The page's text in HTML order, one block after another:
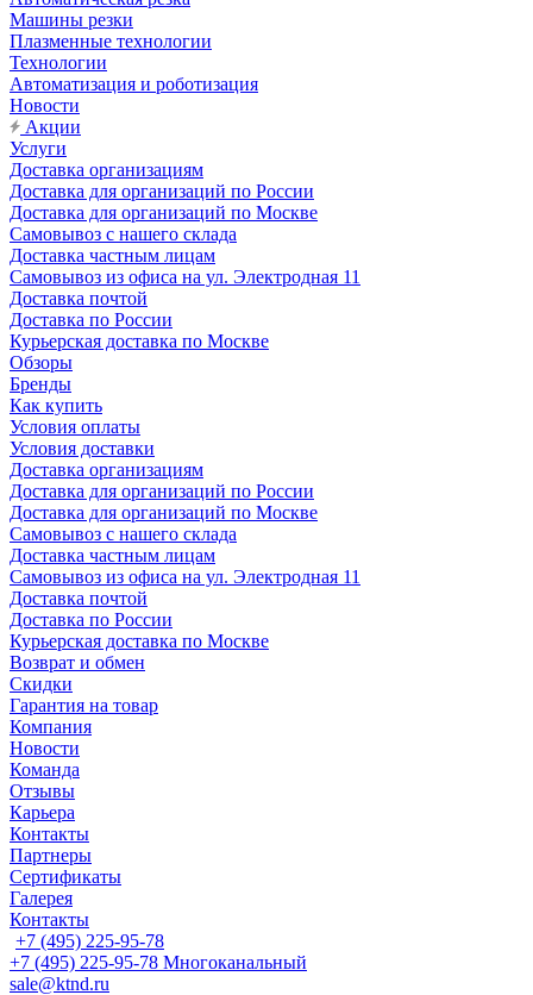
Машины резки
Плазменные технологии
Технологии
Автоматизация и роботизация
Новости
Акции
Услуги
Доставка организациям
Доставка для организаций по России
Доставка для организаций по Москве
Самовывоз с нашего склада
Доставка частным лицам
Самовывоз из офиса на ул. Электродная 11
Доставка почтой
Доставка по России
Курьерская доставка по Москве
Обзоры
Бренды
Как купить
Условия оплаты
Условия доставки
Доставка организациям
Доставка для организаций по России
Доставка для организаций по Москве
Самовывоз с нашего склада
Доставка частным лицам
Самовывоз из офиса на ул. Электродная 11
Доставка почтой
Доставка по России
Курьерская доставка по Москве
Возврат и обмен
Скидки
Гарантия на товар
Компания
Новости
Команда
Отзывы
Карьера
Контакты
Партнеры
Сертификаты
Галерея
Контакты
+7 (495) 225-95-78
+7 (495) 225-95-78 Многоканальный
sale@ktnd.ru